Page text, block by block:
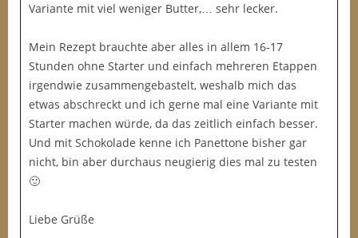
Variante mit viel weniger Butter,… sehr lecker.
Mein Rezept brauchte aber alles in allem 16-17
Stunden ohne Starter und einfach mehreren Etappen
irgendwie zusammengebastelt, weshalb mich das
etwas abschreckt und ich gerne mal eine Variante mit
Starter machen würde, da das zeitlich einfach besser.
Und mit Schokolade kenne ich Panettone bisher gar
nicht, bin aber durchaus neugierig dies mal zu testen
🙂
Liebe Grüße